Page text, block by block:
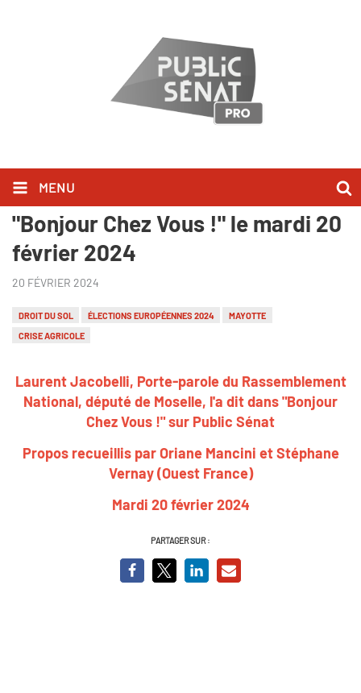
MENU
Laurent Jacobelli l'a dit dans
"Bonjour Chez Vous !" le mardi 20
février 2024
20 FÉVRIER 2024
DROIT DU SOL ÉLECTIONS EUROPÉENNES 2024
MAYOTTE
CRISE AGRICOLE
Laurent Jacobelli, Porte-parole du Rassemblement
National, député de Moselle, l'a dit dans "Bonjour
Chez Vous !" sur Public Sénat
Propos recueillis par Oriane Mancini et Stéphane
Vernay (Ouest France)
Mardi 20 février 2024
PARTAGER SUR :